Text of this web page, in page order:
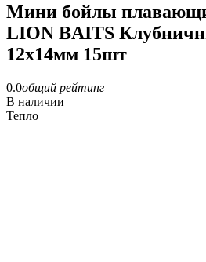
Мини бойлы
LION BAITS
12х14мм 15шт
0.0общий рейтинг
В наличии
Тепло